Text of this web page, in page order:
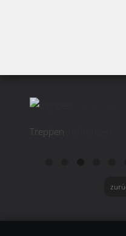
Treppen
Objekteinrichtungen